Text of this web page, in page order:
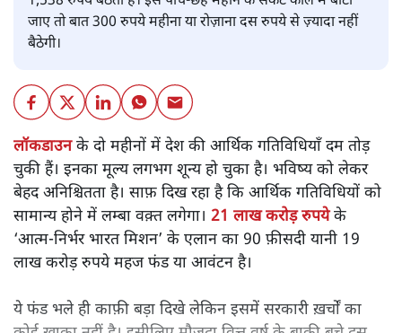
जाए तो बात 300 रुपये महीना या रोज़ाना दस रुपये से ज़्यादा नहीं
बैठेगी।
लॉकडाउनके दो महीनों में देश की आर्थिक गतिविधियाँ दम तोड़
चुकी हैं। इनका मूल्य लगभग शून्य हो चुका है। भविष्य को लेकर
बेहद अनिश्चितता है। साफ़ दिख रहा है कि आर्थिक गतिविधियों को
सामान्य होने में लम्बा वक़्त लगेगा। 21 लाख करोड़ रुपयेके
‘आत्म-निर्भर भारत मिशन’ के एलान का 90 फ़ीसदी यानी 19
लाख करोड़ रुपये महज फंड या आवंटन है।
ये फंड भले ही काफ़ी बड़ा दिखे लेकिन इसमें सरकारी ख़र्चों का